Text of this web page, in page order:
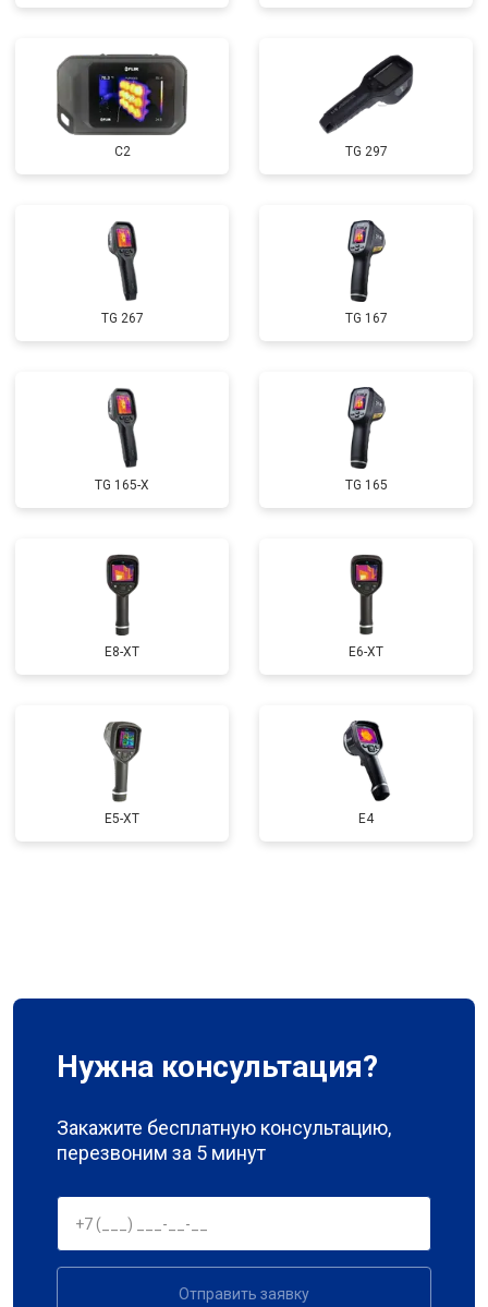
C2 TG 297
TG 267 TG 167
TG 165-X TG 165
E8-XT E6-XT
E5-XT E4
Нужна консультация?
Закажите бесплатную консультацию,
перезвоним за 5 минут
Отправить заявку